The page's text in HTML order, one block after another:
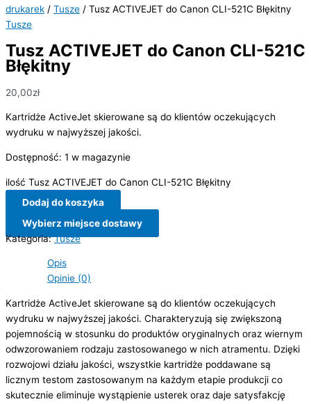
drukarek / Tusze / Tusz ACTIVEJET do Canon CLI-521C Błękitny
Tusze
Tusz ACTIVEJET do Canon CLI-521C
Błękitny
20,00zł
Kartridże ActiveJet skierowane są do klientów oczekujących
wydruku w najwyższej jakości.
Dostępność: 1 w magazynie
ilość Tusz ACTIVEJET do Canon CLI-521C Błękitny
Dodaj do koszyka
Wybierz miejsce dostawy
Kategoria:Tusze
Opis
Opinie (0)
Kartridże ActiveJet skierowane są do klientów oczekujących
wydruku w najwyższej jakości. Charakteryzują się zwiększoną
pojemnością w stosunku do produktów oryginalnych oraz wiernym
odwzorowaniem rodzaju zastosowanego w nich atramentu. Dzięki
rozwojowi działu jakości, wszystkie kartridże poddawane są
licznym testom zastosowanym na każdym etapie produkcji co
skutecznie eliminuje wystąpienie usterek oraz daje satysfakcję